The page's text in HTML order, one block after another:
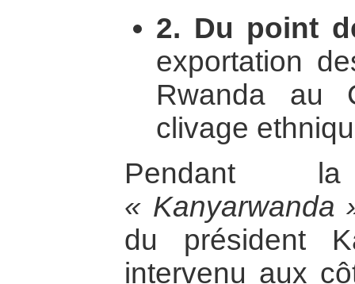
2. Du point
exportation
Rwanda au
clivage
Pendant
« Kanyarwanda
du président
intervenu aux